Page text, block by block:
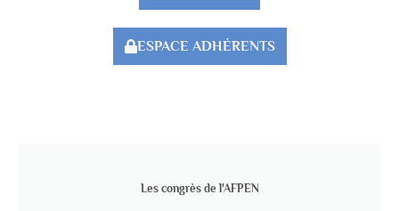
ESPACE ADHÉRENTS
Les congrès de l'AFPEN